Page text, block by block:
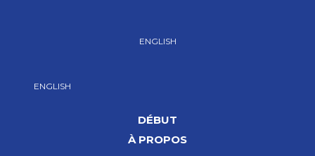
ENGLISH
ENGLISH
DÉBUT
À PROPOS